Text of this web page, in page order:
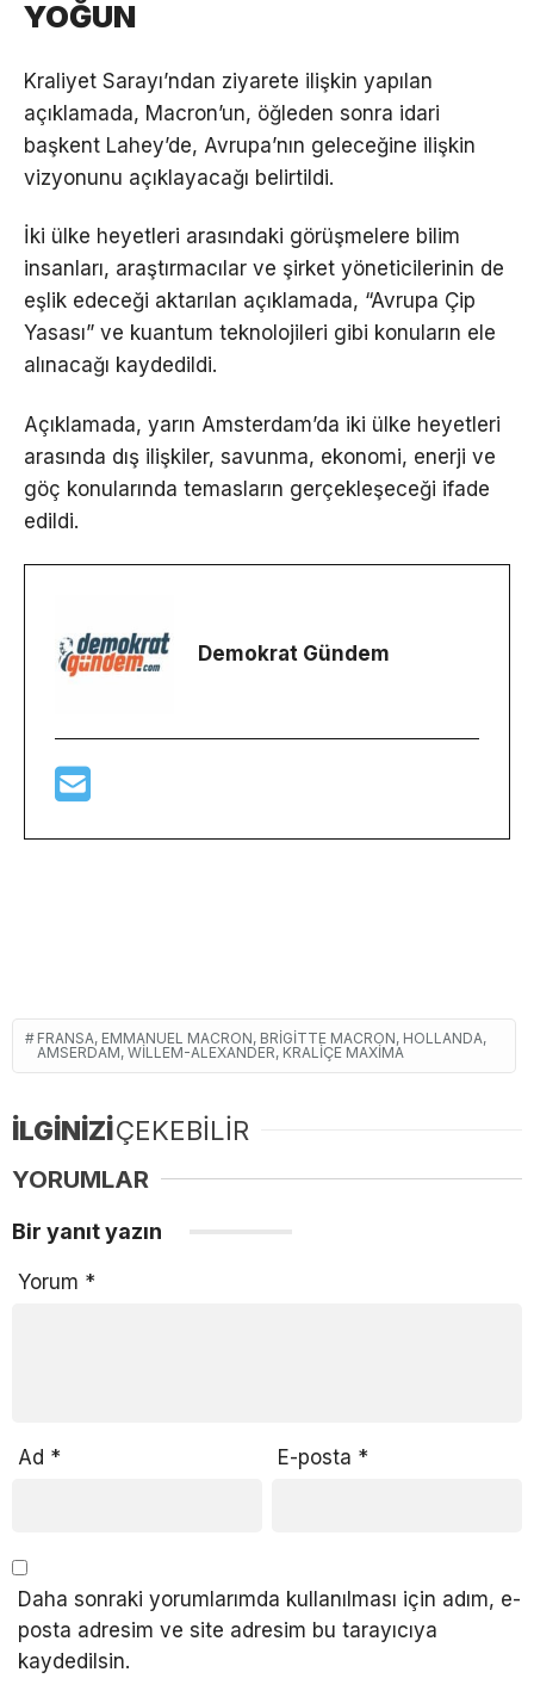
YOĞUN
Kraliyet Sarayı’ndan ziyarete ilişkin yapılan
açıklamada, Macron’un, öğleden sonra idari
başkent Lahey’de, Avrupa’nın geleceğine ilişkin
vizyonunu açıklayacağı belirtildi.
İki ülke heyetleri arasındaki görüşmelere bilim
insanları, araştırmacılar ve şirket yöneticilerinin de
eşlik edeceği aktarılan açıklamada, “Avrupa Çip
Yasası” ve kuantum teknolojileri gibi konuların ele
alınacağı kaydedildi.
Açıklamada, yarın Amsterdam’da iki ülke heyetleri
arasında dış ilişkiler, savunma, ekonomi, enerji ve
göç konularında temasların gerçekleşeceği ifade
edildi.
Demokrat Gündem
FRANSA, EMMANUEL MACRON, BRIGITTE MACRON, HOLLANDA,
AMSERDAM, WILLEM-ALEXANDER, KRALIÇE MAXIMA
İLGİNİZİÇEKEBİLİR
YORUMLAR
Bir yanıt yazın
Yorum *
Ad * E-posta *
Daha sonraki yorumlarımda kullanılması için adım, e-
posta adresim ve site adresim bu tarayıcıya
kaydedilsin.